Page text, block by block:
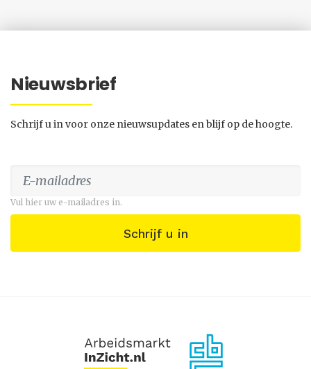
Nieuwsbrief
Schrijf u in voor onze nieuwsupdates en blijf op de hoogte.
Vul hier uw e-mailadres in.
Schrijf u in